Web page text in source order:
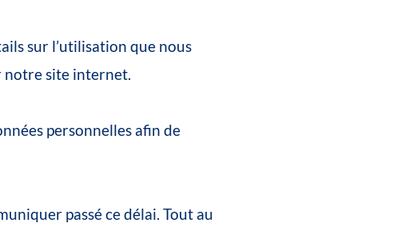
sur l’utilisation que nous
notre site internet.
personnelles afin de
passécedélai. Tout au